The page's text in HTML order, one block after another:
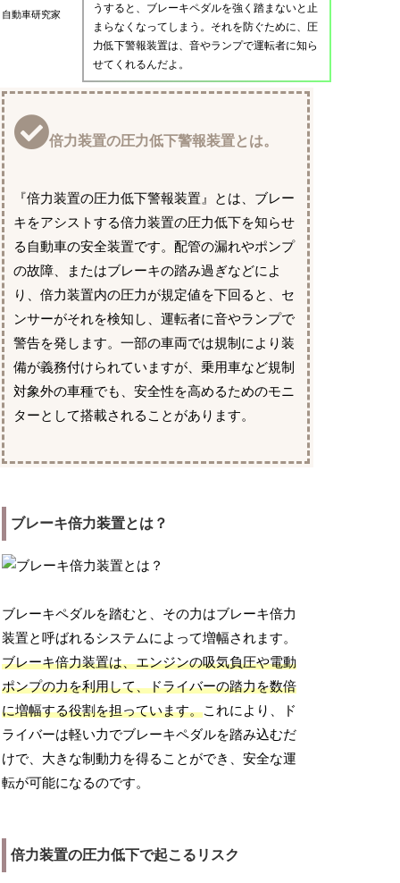
自動車研究家
うすると、ブレーキペダルを強く踏まないと止
まらなくなってしまう。それを防ぐために、圧
力低下警報装置は、音やランプで運転者に知ら
せてくれるんだよ。
倍力装置の圧力低下警報装置とは。
『倍力装置の圧力低下警報装置』とは、ブレー
キをアシストする倍力装置の圧力低下を知らせ
る自動車の安全装置です。配管の漏れやポンプ
の故障、またはブレーキの踏み過ぎなどによ
り、倍力装置内の圧力が規定値を下回ると、セ
ンサーがそれを検知し、運転者に音やランプで
警告を発します。一部の車両では規制により装
備が義務付けられていますが、乗用車など規制
対象外の車種でも、安全性を高めるためのモニ
ターとして搭載されることがあります。
ブレーキ倍力装置とは？
ブレーキペダルを踏むと、その力はブレーキ倍力
装置と呼ばれるシステムによって増幅されます。
ブレーキ倍力装置は、エンジンの吸気負圧や電動
ポンプの力を利用して、ドライバーの踏力を数倍
に増幅する役割を担っています。これにより、ド
ライバーは軽い力でブレーキペダルを踏み込むだ
けで、大きな制動力を得ることができ、安全な運
転が可能になるのです。
倍力装置の圧力低下で起こるリスク